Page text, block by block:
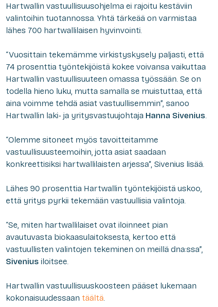
Hartwallin vastuullisuusohjelma ei rajoitu kestäviin
valintoihin tuotannossa. Yhtä tärkeää on varmistaa
lähes 700 hartwallilaisen hyvinvointi.
“Vuosittain tekemämme virkistyskysely paljasti, että
74 prosenttia työntekijöistä kokee voivansa vaikuttaa
Hartwallin vastuullisuuteen omassa työssään. Se on
todella hieno luku, mutta samalla se muistuttaa, että
aina voimme tehdä asiat vastuullisemmin”, sanoo
Hartwallin laki- ja yritysvastuujohtaja Hanna Sivenius.
“Olemme sitoneet myös tavoitteitamme
vastuullisuusteemoihin, jotta asiat saadaan
konkreettisiksi hartwallilaisten arjessa”, Sivenius lisää.
Lähes 90 prosenttia Hartwallin työntekijöistä uskoo,
että yritys pyrkii tekemään vastuullisia valintoja.
“Se, miten hartwallilaiset ovat iloinneet pian
avautuvasta biokaasulaitoksesta, kertoo että
vastuullisten valintojen tekeminen on meillä dna:ssa”,
Sivenius iloitsee.
Hartwallin vastuullisuuskoosteen pääset lukemaan
kokonaisuudessaan täältä.